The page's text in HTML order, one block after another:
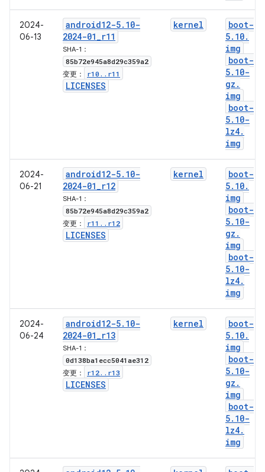
2024-
06-13
android12-5. 10-
2024-01_r11
SHA-1：
85b72e945a8d29c359a2
变更： r10 . . r11
LICENSES
kernel
boot-
5. 10.
img
boot-
5. 10-
gz .
img
boot-
5. 10-
lz4.
img
2024-
06-21
android12-5. 10-
2024-01_r12
SHA-1：
85b72e945a8d29c359a2
变更： r11 . . r12
LICENSES
kernel
boot-
5. 10.
img
boot-
5. 10-
gz .
img
boot-
5. 10-
lz4.
img
2024-
06-24
android12-5. 10-
2024-01_r13
SHA-1：
0d138ba1ecc5041ae312
变更： r12. . r13
LICENSES
kernel
boot-
5. 10.
img
boot-
5. 10-
gz .
img
boot-
5. 10-
lz4.
img